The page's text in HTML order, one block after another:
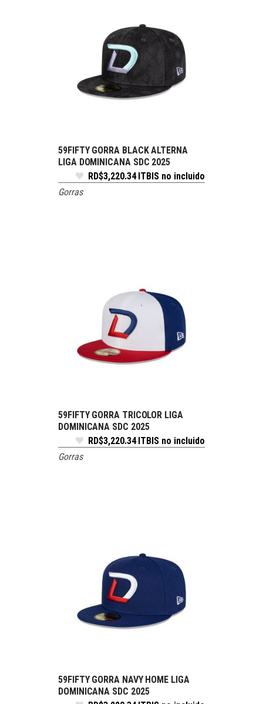
SELECCIONE OPCIONES
59FIFTY GORRA BLACK ALTERNA
LIGA DOMINICANA SDC 2025
RD$3,220.34 ITBIS no incluido
Gorras
SELECCIONE OPCIONES
59FIFTY GORRA TRICOLOR LIGA
DOMINICANA SDC 2025
RD$3,220.34 ITBIS no incluido
Gorras
SELECCIONE OPCIONES
59FIFTY GORRA NAVY HOME LIGA
DOMINICANA SDC 2025